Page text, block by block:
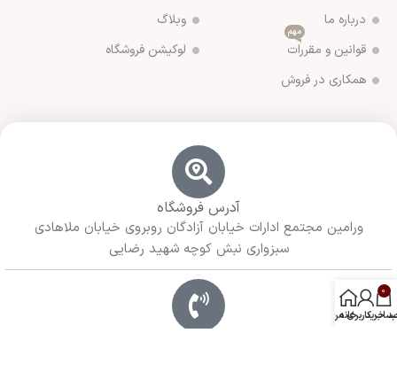
درباره ما
قوانین و مقررات
مهم
همکاری در فروش
وبلاگ
لوکیشن فروشگاه
آدرس فروشگاه
ورامین مجتمع ادارات خیابان آزادگان روبروی خیابان ملاهادی
سبزواری نبش کوچه شهید رضایی
0
خرید
کاربری من
خانه